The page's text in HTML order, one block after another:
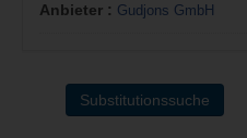
Anbieter : Gudjons GmbH
Substitutionssuche